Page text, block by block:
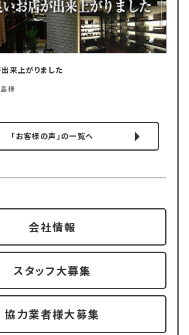
来上がりました
様
「お客様の声」の一覧へ
会社情報
スタッフ大募集
協力業者様大募集